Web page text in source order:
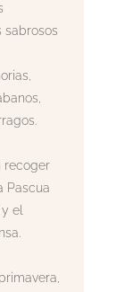
sabrosos
recoger
Pascua
el